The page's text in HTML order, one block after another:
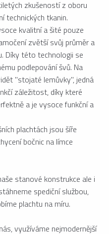
zkušeností z oboru
technických tkanin.
kvalitní a šité pouze
zvětší svůj průměr a
Díky této technologii se
podlepování švů. Na
"stojaté lemůvky", jedná
záležitost, díky které
a je vysoce funkční a
plachtách jsou šíře
bočnic na límce
stanové konstrukce ale i
spediční službou,
plachtu na míru.
využíváme nejmodernější